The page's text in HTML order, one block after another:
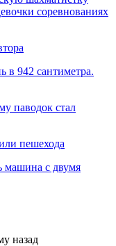
соревнованиях
в 942 сантиметра.
паводок стал
пешехода
машина с двумя
назад